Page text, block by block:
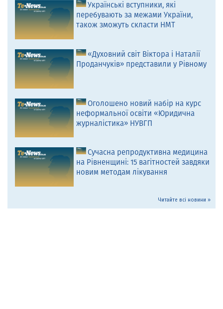
Українські вступники, які
перебувають за межами України,
також зможуть скласти НМТ
«Духовний світ Віктора і Наталії
Проданчуків» представили у Рівному
Оголошено новий набір на курс
неформальної освіти «Юридична
журналістика» НУВГП
Сучасна репродуктивна медицина
на Рівненщині: 15 вагітностей завдяки
новим методам лікування
Читайте всі новини »